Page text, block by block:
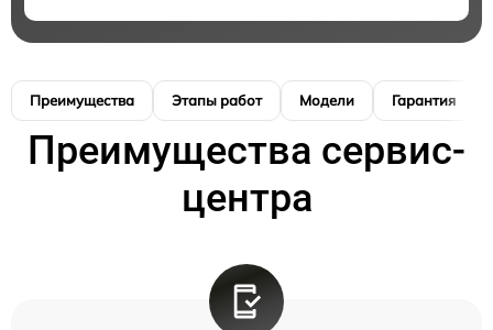
Преимущества Этапы работ Модели Гарантия
Преимущества сервис-
центра